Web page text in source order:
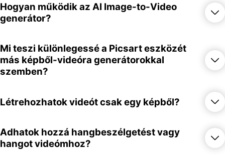
termékelőterjesztésekhez, közösségi
posztokhoz és rövid tartalmakhoz.
Hogyan működik az AI Image-to-Video
generátor?
Egyszerűen töltsd fel egy képet okos
mozgáseffektusokkal animálásra, vagy
kettőt filmszerű morph átmenetekhez.
Javíthatod az eredményt szöveges
még hangbeszélgetést is adhatsz hozzá –
mindezt videószerkesztési ismeretek
Mi teszi különlegessé a Picsart eszközét
más képből-videóra generátorokkal
szemben?
A Picsart képből-videóra eszköze
rugalmasságra és sebességre építve
morph effektusokat kettő képek között, és
okos testreszabási lehetőségeket kínál,
mint kameramozgás, promptalapú
Létrehozhatok videót csak egy képből?
Igen! Egy fotót animálhatsz
mozgáseffektusokkal, zoomokkal,
panokkal és más vizuális fejlesztésekkel –
Adhatok hozzá hangbeszélgetést vagy
hangot videómhoz?